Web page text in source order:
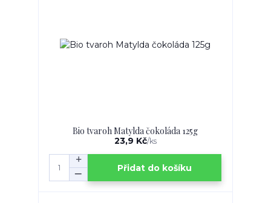
Bio tvaroh Matylda čokoláda 125g
23,9 Kč/ks
Přidat do košíku